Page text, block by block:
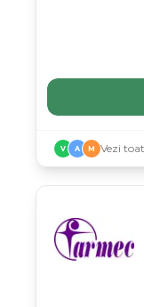
V A M Vezi